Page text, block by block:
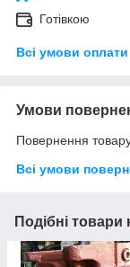
Готівкою
Всі умови оплати
Умови
Повернення
Всі умови
Подібні товари